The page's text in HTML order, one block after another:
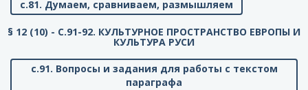
с.81. Думаем, сравниваем, размышляем
§ 12 (10) - C.91-92. КУЛЬТУРНОЕ ПРОСТРАНСТВО ЕВРОПЫ И
КУЛЬТУРА РУСИ
с.91. Вопросы и задания для работы с текстом
параграфа